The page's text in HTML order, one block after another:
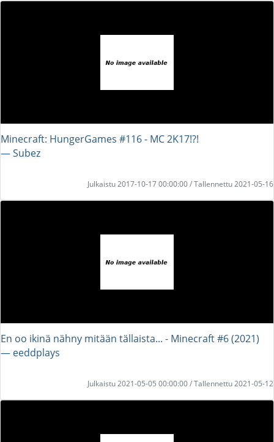
Minecraft: HungerGames #116 - MC 2K17!?!
― Subez
Julkaistu 2017-10-17 00:00:00 / Tallennettu 2021-05-16
En oo ikinä nähny mitään tällaista... - Minecraft #6 (2021)
― eeddplays
Julkaistu 2021-05-05 00:00:00 / Tallennettu 2021-05-12